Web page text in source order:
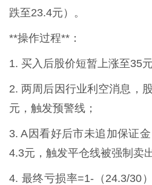
跌至23.4元）。
**操作过程**：
1. 买入后股价短暂上涨至35
2. 两周后因行业利空消息，
元，触发预警线；
3. A因看好后市未追加保证
4.3元，触发平仓线被强制卖
4. 最终亏损率=1-（24.3/30